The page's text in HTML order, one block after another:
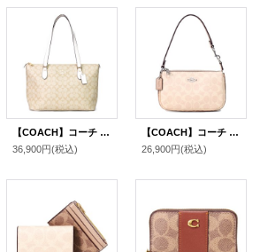
【COACH】コーチ コーティングキャンバス レザー シグネチャー ギャラリー ジップ トートバッグ ライトカーキ×チャーク〔日本未発売〕
36,900円(税込)
【COACH】コーチ バッグ コーティングキャンバス レザー シグネチャー ノリータ 19 リストレット マルチ ポーチ ハンドバッグ サンド×トープマルチ〔日本未発売〕
26,900円(税込)